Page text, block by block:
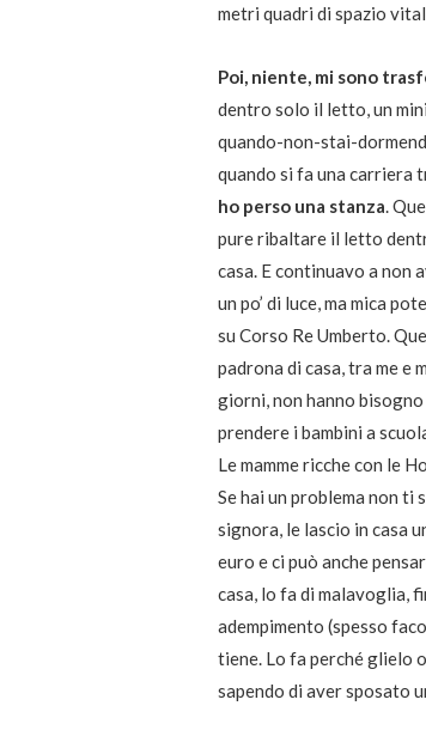
metri quadri di spazio
Poi, niente, mi sono
dentro solo il letto, un
quando-non-stai-
quando si fa una carriera
ho perso una stanza.
pure ribaltare il letto
casa. E continuavo a non
un po’ di luce, ma mica
su Corso Re Umberto.
padrona di casa, tra me e
giorni, non hanno
prendere i bambini a
Le mamme ricche con le
Se hai un problema non ti
signora, le lascio in casa
euro e ci può anche
casa, lo fa di malavoglia,
adempimento (spesso
tiene. Lo fa perché glielo
sapendo di aver sposato